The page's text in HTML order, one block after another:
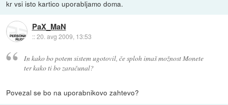
kr vsi isto kartico uporabljamo doma.
PaX_MaN
::20. avg 2009, 13:53
In kako bo potem sistem ugotovil, če sploh imaš možnost Monete
ter kako ti bo zaračunal?
Povezal se bo na uporabnikovo zahtevo?